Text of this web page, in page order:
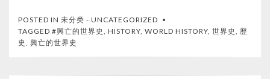
e
b
o
itt
er
C
h
at
ar
e
POSTED IN 未分类 - UNCATEGORIZED
TAGGED #興亡的世界史 , HISTORY, WORLD HISTORY, 世界史 , 歷
史 , 興亡的世界史